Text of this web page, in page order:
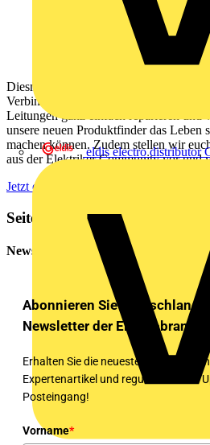
eldis electro distributor
Diesmal stellen wir unter anderem
Verbindungsklemme mit Hebeln Green
Leitungen ganz einfach reparieren und
unsere neuen Produktfinder das Leben
machen können. Zudem stellen wir
aus der Elektriker Community vor und
Jetzt downloaden!
Seitenleiste
Newsletter
Abonnieren Sie
Newsletter der Elektrobranche!
Erhalten Sie die neuesten
Expertenartikel und regulatorischen
Posteingang!
Vorname*